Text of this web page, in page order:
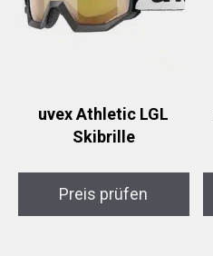
uvex Athletic LGL
Skibrille
Preis prüfen